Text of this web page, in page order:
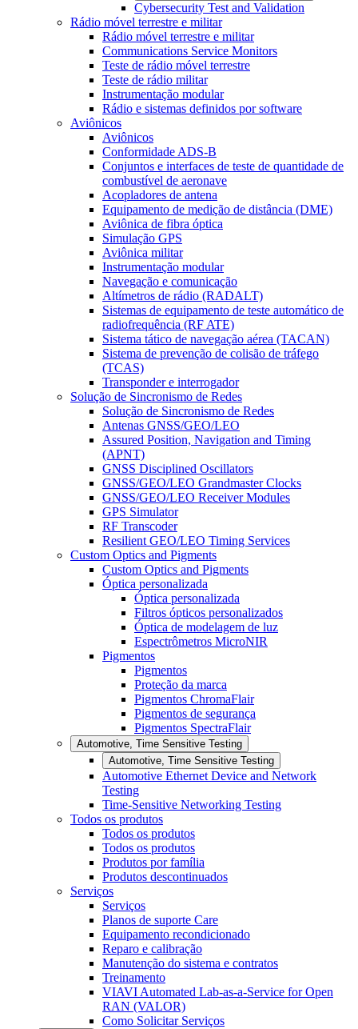
Cybersecurity Test and Validation
Rádio móvel terrestre e militar
Rádio móvel terrestre e militar
Communications Service Monitors
Teste de rádio móvel terrestre
Teste de rádio militar
Instrumentação modular
Rádio e sistemas definidos por software
Aviônicos
Aviônicos
Conformidade ADS-B
Conjuntos e interfaces de teste de quantidade de
combustível de aeronave
Acopladores de antena
Equipamento de medição de distância (DME)
Aviônica de fibra óptica
Simulação GPS
Aviônica militar
Instrumentação modular
Navegação e comunicação
Altímetros de rádio (RADALT)
Sistemas de equipamento de teste automático de
radiofrequência (RF ATE)
Sistema tático de navegação aérea (TACAN)
Sistema de prevenção de colisão de tráfego
(TCAS)
Transponder e interrogador
Solução de Sincronismo de Redes
Solução de Sincronismo de Redes
Antenas GNSS/GEO/LEO
Assured Position, Navigation and Timing
(APNT)
GNSS Disciplined Oscillators
GNSS/GEO/LEO Grandmaster Clocks
GNSS/GEO/LEO Receiver Modules
GPS Simulator
RF Transcoder
Resilient GEO/LEO Timing Services
Custom Optics and Pigments
Custom Optics and Pigments
Óptica personalizada
Óptica personalizada
Filtros ópticos personalizados
Óptica de modelagem de luz
Espectrômetros MicroNIR
Pigmentos
Pigmentos
Proteção da marca
Pigmentos ChromaFlair
Pigmentos de segurança
Pigmentos SpectraFlair
Automotive, Time Sensitive Testing
Automotive, Time Sensitive Testing
Automotive Ethernet Device and Network
Testing
Time-Sensitive Networking Testing
Todos os produtos
Todos os produtos
Todos os produtos
Produtos por família
Produtos descontinuados
Serviços
Serviços
Planos de suporte Care
Equipamento recondicionado
Reparo e calibração
Manutenção do sistema e contratos
Treinamento
VIAVI Automated Lab-as-a-Service for Open
RAN (VALOR)
Como Solicitar Serviços